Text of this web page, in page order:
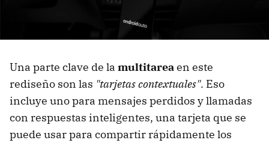
Una parte clave de la multitareaen este
rediseño son las "tarjetas contextuales". Eso
incluye uno para mensajes perdidos y llamadas
con respuestas inteligentes, una tarjeta que se
puede usar para compartir rápidamente los